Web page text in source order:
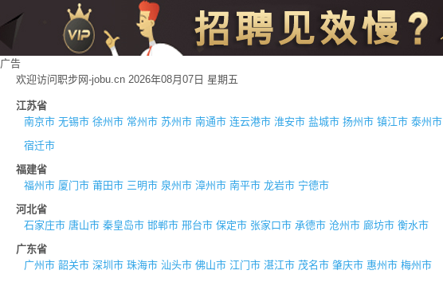
广告
欢迎访问职步网-jobu.cn 2026年08月07日 星期五
江苏省
南京市 无锡市 徐州市 常州市 苏州市 南通市 连云港市 淮安市 盐城市 扬州市 镇江市 泰州市
宿迁市
福建省
福州市 厦门市 莆田市 三明市 泉州市 漳州市 南平市 龙岩市 宁德市
河北省
石家庄市 唐山市 秦皇岛市 邯郸市 邢台市 保定市 张家口市 承德市 沧州市 廊坊市 衡水市
广东省
广州市 韶关市 深圳市 珠海市 汕头市 佛山市 江门市 湛江市 茂名市 肇庆市 惠州市 梅州市